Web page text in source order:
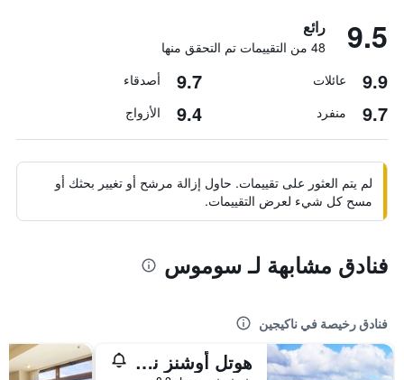
9.5 رائع
48 من التقييمات تم التحقق منها
9.9 عائلات 9.7 أصدقاء
9.7 منفرد 9.4 الأزواج
لم يتم العثور على تقييمات. حاول إزالة مرشح أو تغيير بحثك أو
مسح كل شيء لعرض التقييمات.
فنادق مشابهة لـ سوموس
فنادق رخيصة في ناكيجين
هوتل أوشنز ناكيجين